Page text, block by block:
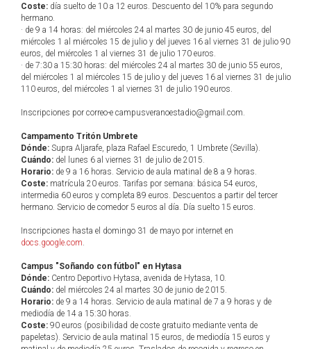
Coste: día suelto de 10 a 12 euros. Descuento del 10% para segundo
hermano.
· de 9 a 14 horas: del miércoles 24 al martes 30 de junio 45 euros, del
miércoles 1 al miércoles 15 de julio y del jueves 16 al viernes 31 de julio 90
euros, del miércoles 1 al viernes 31 de julio 170 euros.
· de 7:30 a 15:30 horas: del miércoles 24 al martes 30 de junio 55 euros,
del miércoles 1 al miércoles 15 de julio y del jueves 16 al viernes 31 de julio
110 euros, del miércoles 1 al viernes 31 de julio 190 euros.
Inscripciones por correo-e campusveranoestadio@gmail.com.
Campamento Tritón Umbrete
Dónde: Supra Aljarafe, plaza Rafael Escuredo, 1 Umbrete (Sevilla).
Cuándo: del lunes 6 al viernes 31 de julio de 2015.
Horario: de 9 a 16 horas. Servicio de aula matinal de 8 a 9 horas.
Coste: matrícula 20 euros. Tarifas por semana: básica 54 euros,
intermedia 60 euros y completa 89 euros. Descuentos a partir del tercer
hermano. Servicio de comedor 5 euros al día. Día suelto 15 euros.
Inscripciones hasta el domingo 31 de mayo por internet en
docs.google.com.
Campus "Soñando con fútbol" en Hytasa
Dónde: Centro Deportivo Hytasa, avenida de Hytasa, 10.
Cuándo: del miércoles 24 al martes 30 de junio de 2015.
Horario: de 9 a 14 horas. Servicio de aula matinal de 7 a 9 horas y de
mediodía de 14 a 15:30 horas.
Coste: 90 euros (posibilidad de coste gratuito mediante venta de
papeletas). Servicio de aula matinal 15 euros, de mediodía 15 euros y